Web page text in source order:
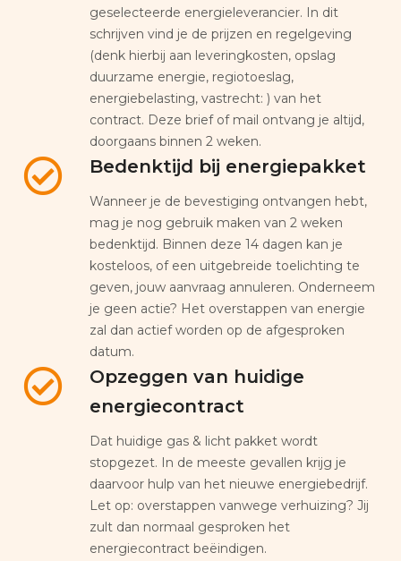
geselecteerde energieleverancier. In dit
schrijven vind je de prijzen en regelgeving
(denk hierbij aan leveringkosten, opslag
duurzame energie, regiotoeslag,
energiebelasting, vastrecht: ) van het
contract. Deze brief of mail ontvang je altijd,
doorgaans binnen 2 weken.
Bedenktijd bij energiepakket
Wanneer je de bevestiging ontvangen hebt,
mag je nog gebruik maken van 2 weken
bedenktijd. Binnen deze 14 dagen kan je
kosteloos, of een uitgebreide toelichting te
geven, jouw aanvraag annuleren. Onderneem
je geen actie? Het overstappen van energie
zal dan actief worden op de afgesproken
datum.
Opzeggen van huidige
energiecontract
Dat huidige gas & licht pakket wordt
stopgezet. In de meeste gevallen krijg je
daarvoor hulp van het nieuwe energiebedrijf.
Let op: overstappen vanwege verhuizing? Jij
zult dan normaal gesproken het
energiecontract beëindigen.